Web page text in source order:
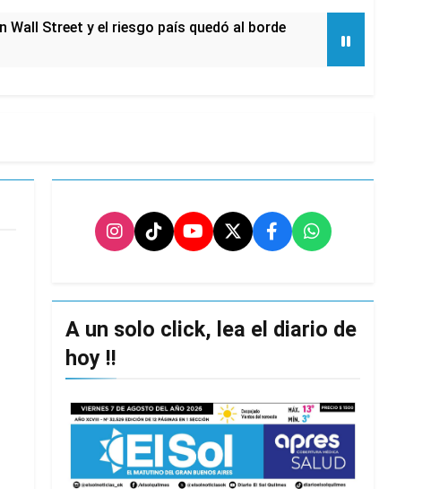
Street y el riesgo país quedó al borde
más bajas de la semana
otro capítulo
Privada: hubo detenidos y
con mínimas cercanas a 1°C
A un solo click, lea el diario de
hoy !!